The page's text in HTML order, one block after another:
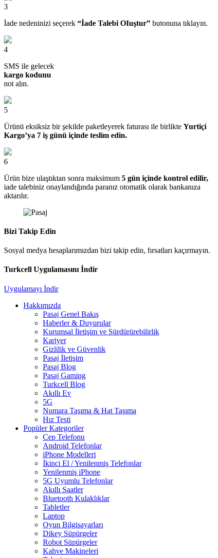
3
İade nedeninizi seçerek “İade Talebi OIuştur” butonuna tıklayın.
4
SMS ile gelecek
kargo kodunu
not alın.
5
Ürünü eksiksiz bir şekilde paketleyerek faturası ile birlikte Yurtiçi
Kargo’ya 7 iş günü içinde teslim edin.
6
Ürün bize ulaştıktan sonra maksimum 5 gün içinde kontrol edilir,
iade talebiniz onaylandığında paranız otomatik olarak bankanıza
aktarılır.
Bizi Takip Edin
Sosyal medya hesaplarımızdan bizi takip edin, fırsatları kaçırmayın.
Turkcell Uygulamasını İndir
Uygulamayı İndir
Hakkımızda
Pasaj Genel Bakış
Haberler & Duyurular
Kurumsal İletişim ve Sürdürürebilirlik
Kariyer
Gizlilik ve Güvenlik
Pasaj İletişim
Pasaj Blog
Pasaj Gaming
Turkcell Blog
Akıllı Ev
5G
Numara Taşıma & Hat Taşıma
Hız Testi
Popüler Kategoriler
Cep Telefonu
Android Telefonlar
iPhone Modelleri
İkinci El / Yenilenmiş Telefonlar
Yenilenmiş iPhone
5G Uyumlu Telefonlar
Akıllı Saatler
Bluetooth Kulaklıklar
Tabletler
Laptop
Oyun Bilgisayarları
Dikey Süpürgeler
Robot Süpürgeler
Kahve Makineleri